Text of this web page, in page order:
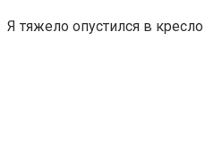
Я тяжело опустился в